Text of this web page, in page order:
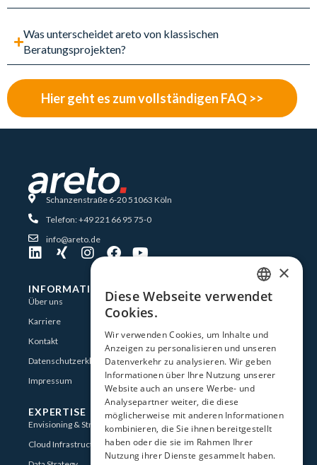
Was unterscheidet areto von klassischen
Beratungsprojekten?
Hier geht es zum vollständigen FAQ >>
Schanzenstraße 6-20 51063 Köln
Telefon: +49 221 66 95 75-0
info@areto.de
INFORMATIONEN
Über uns
Karriere
Kontakt
Datenschutzerklärung
Impressum
EXPERTISE
Envisioning & Strategy
Cloud Infrastructure for Data
GERMAN
×
Diese Webseite verwendet
Cookies.
Wir verwenden Cookies, um Inhalte und
Anzeigen zu personalisieren und unseren
Datenverkehr zu analysieren. Wir geben
Informationen über Ihre Nutzung unserer
Website auch an unsere Werbe- und
Analysepartner weiter, die diese
möglicherweise mit anderen Informationen
kombinieren, die Sie ihnen bereitgestellt
haben oder die sie im Rahmen Ihrer
Nutzung ihrer Dienste gesammelt haben.